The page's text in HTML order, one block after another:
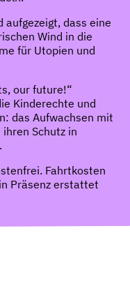
aufgezeigt, dass eine
Wind in die
für Utopien und
our future!“
Kinderechte und
das Aufwachsen mit
Schutz in
Fahrtkosten
Präsenz erstattet